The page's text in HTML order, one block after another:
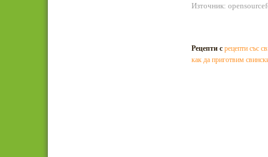
Източник:
Рецепти с рецепти със
как да приготвим